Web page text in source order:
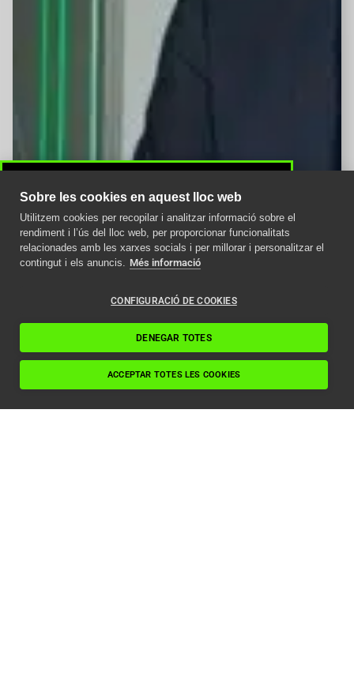
Sobre les cookies en aquest lloc web
Utilitzem cookies per recopilar i analitzar informació sobre el
rendiment i l’ús del lloc web, per proporcionar funcionalitats
relacionades amb les xarxes socials i per millorar i personalitzar el
contingut i els anuncis. Més informació
CONFIGURACIÓ DE COOKIES
DENEGAR TOTES
ACCEPTAR TOTES LES COOKIES
Avís important
Com afecta la nova
ascensors en 2024
Llegir article